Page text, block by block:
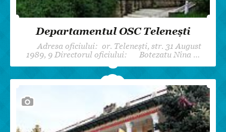
Departamentul OSC Telenești
Adresa oficiului: or. Telenești, str. 31 August
1989, 9 Directorul oficiului: Botezatu Nina …